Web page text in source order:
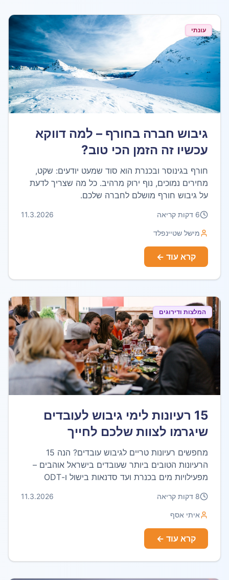
עונתי
גיבוש חברה בחורף – למה דווקא
עכשיו זה הזמן הכי טוב?
חורף בגינוסר ובכנרת הוא סוד שמעט יודעים: שקט,
מחירים נמוכים, נוף ירוק מרהיב. כל מה שצריך לדעת
על גיבוש חורף מושלם לחברה שלכם.
6 דקות קריאה 11.3.2026
מישל שטיינפלד
קרא עוד ←
המלצות ודירוגים
15 רעיונות לימי גיבוש לעובדים
שיגרמו לצוות שלכם לחייך
מחפשים רעיונות טריים לגיבוש עובדים? הנה 15
הרעיונות הטובים ביותר שעובדים בישראל אוהבים –
מפעילויות מים בכנרת ועד סדנאות בישול ו-ODT
8 דקות קריאה 11.3.2026
איתי אסף
קרא עוד ←